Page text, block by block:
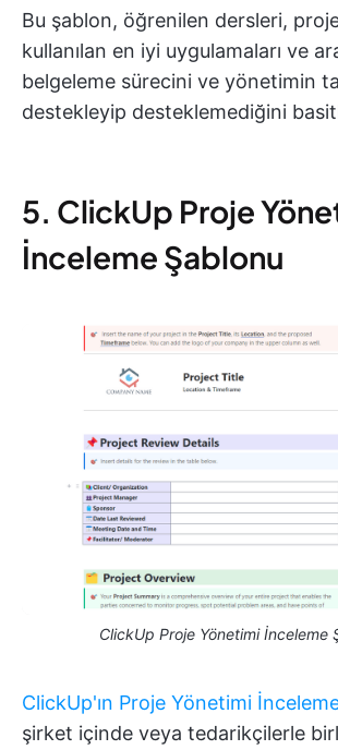
Bu şablon, öğrenilen dersleri,
kullanılan en iyi uygulamaları ve
belgeleme sürecini ve yönetimin
destekleyip desteklemediğini
5. ClickUp Proje
İnceleme Şablonu
ClickUp Proje Yönetimi İnceleme
ClickUp'ın Proje Yönetimi
şirket içinde veya tedarikçilerle